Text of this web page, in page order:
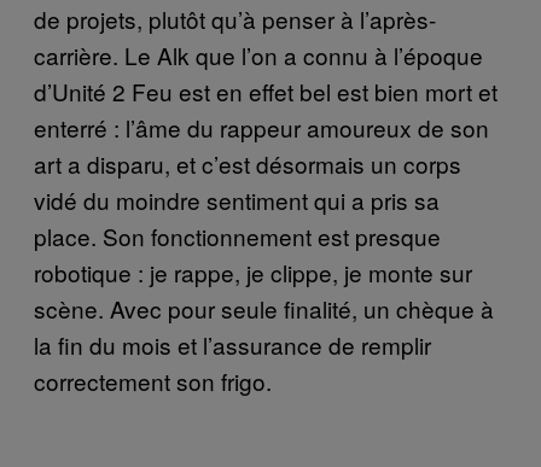
de projets, plutôt qu’à penser à l’après-
carrière. Le Alk que l’on a connu à l’époque
d’Unité 2 Feu est en effet bel est bien mort et
enterré : l’âme du rappeur amoureux de son
art a disparu, et c’est désormais un corps
vidé du moindre sentiment qui a pris sa
place. Son fonctionnement est presque
robotique : je rappe, je clippe, je monte sur
scène. Avec pour seule finalité, un chèque à
la fin du mois et l’assurance de remplir
correctement son frigo.